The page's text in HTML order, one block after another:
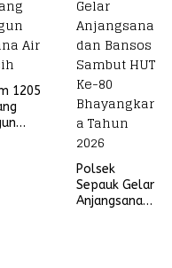
1205
Polsek
Sepauk Gelar
Anjangsana